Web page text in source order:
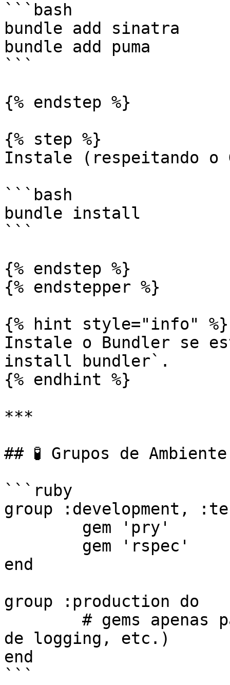
```bash
bundle add sinatra
bundle add puma
```
{% endstep %}
{% step %}
Instale (respeitando o
```bash
bundle install
```
{% endstep %}
{% endstepper %}
{% hint style="info" %}
Instale o Bundler se
install bundler`.
{% endhint %}
***
## 🧪 Grupos de Ambiente
```ruby
group :development,
end
group :production do
de logging, etc.)
end
```